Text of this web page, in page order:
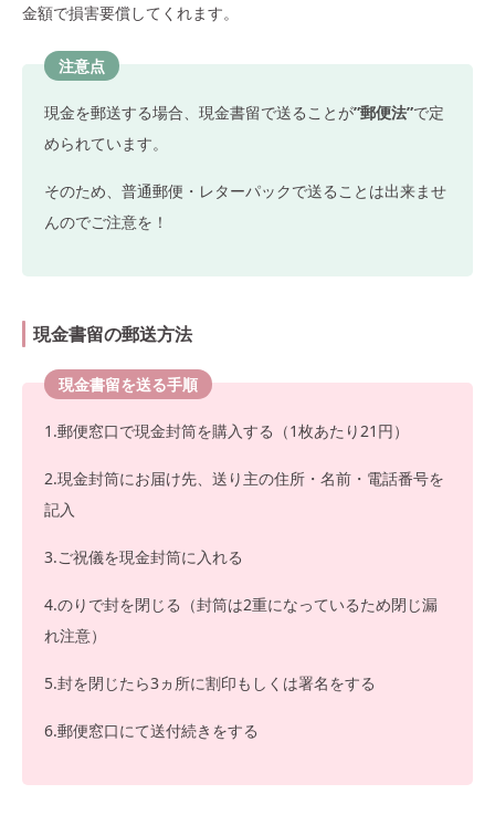
金額で損害要償してくれます。
注意点
現金を郵送する場合、現金書留で送ることが”郵便法”で定
められています。
そのため、普通郵便・レターパックで送ることは出来ませ
んのでご注意を！
現金書留の郵送方法
現金書留を送る手順
1.郵便窓口で現金封筒を購入する（1枚あたり21円）
2.現金封筒にお届け先、送り主の住所・名前・電話番号を
記入
3.ご祝儀を現金封筒に入れる
4.のりで封を閉じる（封筒は2重になっているため閉じ漏
れ注意）
5.封を閉じたら3ヵ所に割印もしくは署名をする
6.郵便窓口にて送付続きをする